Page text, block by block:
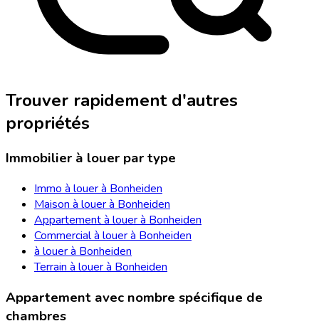
Trouver rapidement d'autres
propriétés
Immobilier à louer par type
Immo à louer à Bonheiden
Maison à louer à Bonheiden
Appartement à louer à Bonheiden
Commercial à louer à Bonheiden
à louer à Bonheiden
Terrain à louer à Bonheiden
Appartement avec nombre spécifique de
chambres